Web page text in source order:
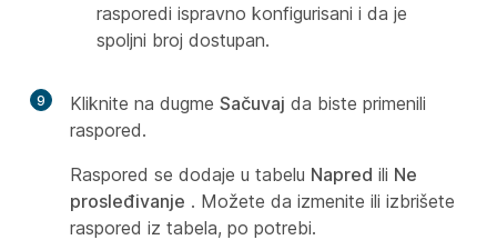
rasporedi ispravno konfigurisani i da je
spoljni broj dostupan.
9 Kliknite na dugme Sačuvaj da biste primenili
raspored.
Raspored se dodaje u tabelu Napred ili Ne
prosleđivanje . Možete da izmenite ili izbrišete
raspored iz tabela, po potrebi.